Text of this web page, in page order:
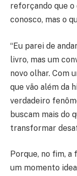
reforçando que o
conosco, mas o
“Eu parei de
livro, mas um
novo olhar. Com
que vão além da
verdadeiro
buscam mais do
transformar
Porque, no fim,
um momento